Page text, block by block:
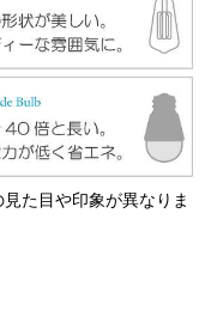
た目や印象が異なりま